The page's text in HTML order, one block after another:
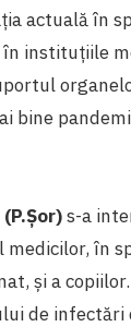
actuală în
instituțiile
bine
s-a
în
și a
de